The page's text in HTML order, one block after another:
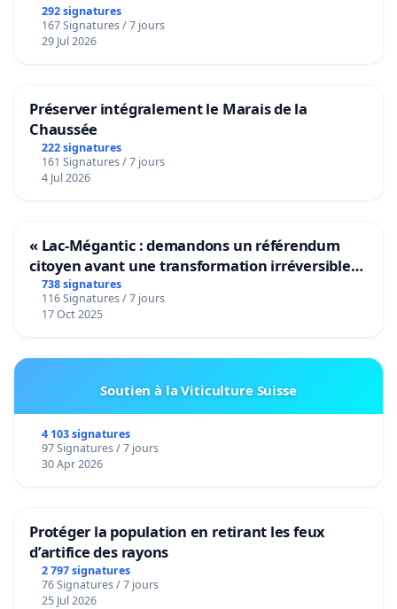
292 signatures
167 Signatures / 7 jours
29 Jul 2026
Préserver intégralement le Marais de la
Chaussée
222 signatures
161 Signatures / 7 jours
4 Jul 2026
« Lac-Mégantic : demandons un référendum
citoyen avant une transformation irréversible
de notre territoire »
738 signatures
116 Signatures / 7 jours
17 Oct 2025
Soutien à la Viticulture Suisse
4 103 signatures
97 Signatures / 7 jours
30 Apr 2026
Protéger la population en retirant les feux
d’artifice des rayons
2 797 signatures
76 Signatures / 7 jours
25 Jul 2026